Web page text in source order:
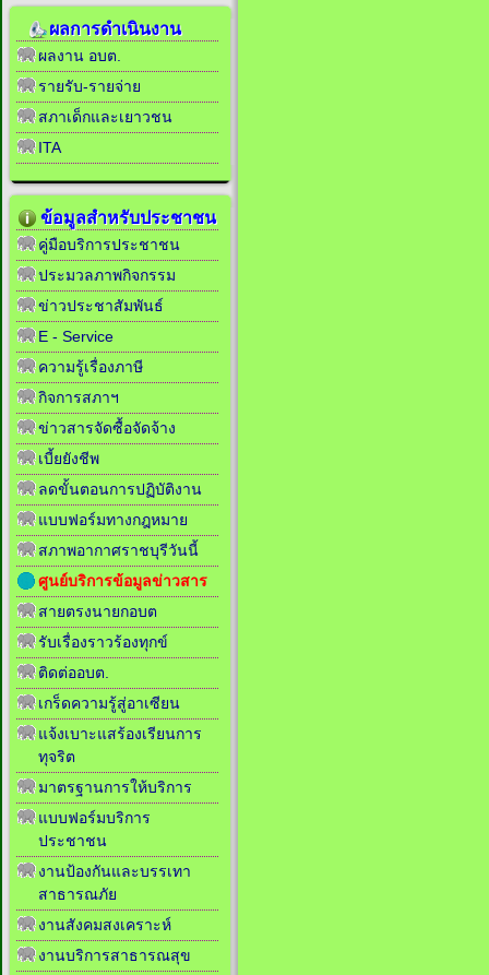
ผลการดำเนินงาน
ผลงาน อบต.
รายรับ-รายจ่าย
สภาเด็กและเยาวชน
ITA
ข้อมูลสำหรับประชาชน
คู่มือบริการประชาชน
ประมวลภาพกิจกรรม
ข่าวประชาสัมพันธ์
E - Service
ความรู้เรื่องภาษี
กิจการสภาฯ
ข่าวสารจัดซื้อจัดจ้าง
เบี้ยยังชีพ
ลดขั้นตอนการปฏิบัติงาน
แบบฟอร์มทางกฎหมาย
สภาพอากาศราชบุรีวันนี้
ศูนย์บริการข้อมูลข่าวสาร
สายตรงนายกอบต
รับเรื่องราวร้องทุกข์
ติดต่ออบต.
เกร็ดความรู้สู่อาเซียน
แจ้งเบาะแสร้องเรียนการ
ทุจริต
มาตรฐานการให้บริการ
แบบฟอร์มบริการ
ประชาชน
งานป้องกันและบรรเทา
สาธารณภัย
งานสังคมสงเคราะห์
งานบริการสาธารณสุข